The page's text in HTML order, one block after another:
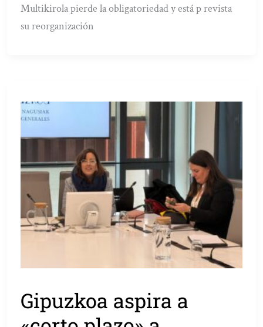
Multikirola pierde la obligatoriedad y está p revista
su reorganización
Gipuzkoa aspira a